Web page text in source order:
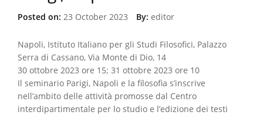
Posted on: 23 October 2023 By: editor
Napoli, Istituto Italiano per gli Studi Filosofici, Palazzo
Serra di Cassano, Via Monte di Dio, 14
30 ottobre 2023 ore 15; 31 ottobre 2023 ore 10
Il seminario Parigi, Napoli e la filosofia s’inscrive
nell’ambito delle attività promosse dal Centro
interdipartimentale per lo studio e l’edizione dei testi